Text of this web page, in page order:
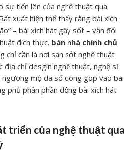
sự tiến lên của nghệ thuật qua
xuất hiện thể thấy rằng bài xích
– bài xích hát gây sốt – vẫn đổi
đích thực. bán nhà chính chủ
chỉ cần là nơi san sớt nghệ thuật
địa chỉ desgin nghệ thuật, nghệ sĩ
ngưỡng mộ đa số đóng góp vào bài
phủ phần phần đông bài xích hát
triển của nghệ thuật qua